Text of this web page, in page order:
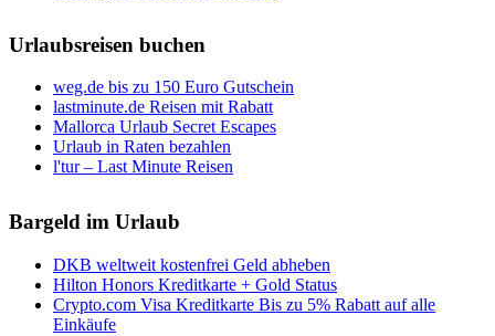
Urlaubsreisen buchen
weg.de bis zu 150 Euro Gutschein
lastminute.de Reisen mit Rabatt
Mallorca Urlaub Secret Escapes
Urlaub in Raten bezahlen
l'tur – Last Minute Reisen
Bargeld im Urlaub
DKB weltweit kostenfrei Geld abheben
Hilton Honors Kreditkarte + Gold Status
Crypto.com Visa Kreditkarte Bis zu 5% Rabatt auf alle
Einkäufe